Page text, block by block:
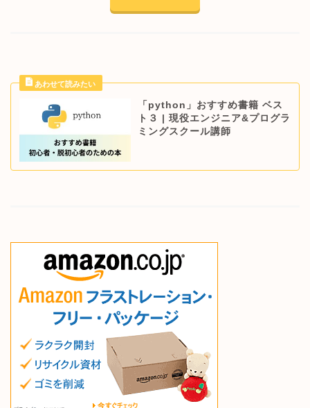
「python」おすすめ書籍 ベス
ト３ | 現役エンジニア&プログラ
ミングスクール講師